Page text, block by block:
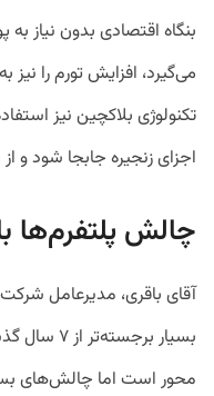
بنگاه اقتصادی بدون نیاز
تکنولوژی بلاکچین نیز
اجزای زنجیره جابجا شود و
چالش پلتفرم‌ها
آقای باقری، مدیرعامل
بسیار
محور است اما چالش‌های